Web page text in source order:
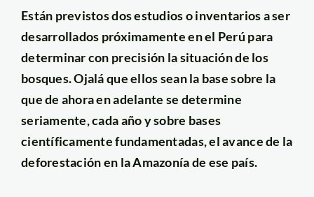
Están previstos dos estudios o inventarios a ser
desarrollados próximamente en el Perú para
determinar con precisión la situación de los
bosques. Ojalá que ellos sean la base sobre la
que de ahora en adelante se determine
seriamente, cada año y sobre bases
científicamente fundamentadas, el avance de la
deforestación en la Amazonía de ese país.